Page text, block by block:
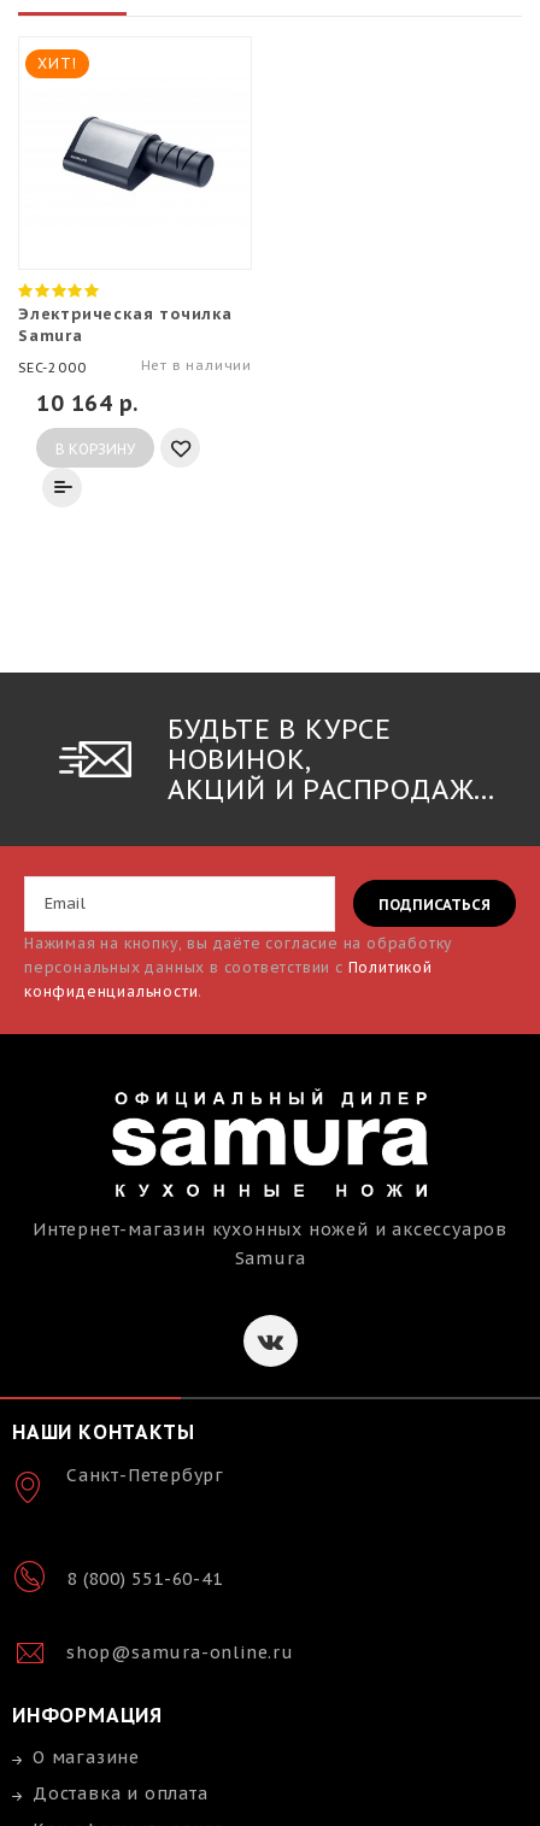
ХИТ!
Электрическая точилка
Samura
SEC-2000 Нет в наличии
10 164 р.
В КОРЗИНУ
БУДЬТЕ В КУРСЕ
НОВИНОК,
АКЦИЙ И РАСПРОДАЖ...
Нажимая на кнопку, вы даёте согласие на обработку
персональных данных в соответствии с Политикой
конфиденциальности.
Интернет-магазин кухонных ножей и аксессуаров
Samura
НАШИ КОНТАКТЫ
Санкт-Петербург
8 (800) 551-60-41
shop@samura-online.ru
ИНФОРМАЦИЯ
О магазине
Доставка и оплата